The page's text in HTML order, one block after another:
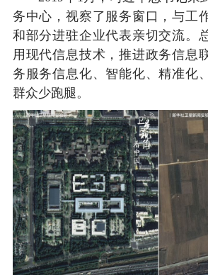
务中心，视察了服务窗口，与工
和部分进驻企业代表亲切交流。
用现代信息技术，推进政务信息
务服务信息化、智能化、精准化
群众少跑腿。